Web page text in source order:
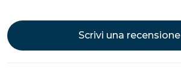
Scrivi una recensione